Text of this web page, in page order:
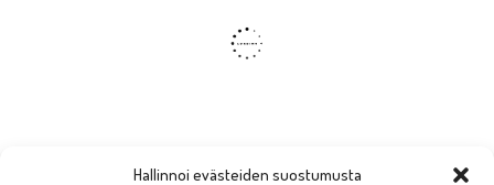
Hallinnoi evästeiden suostumusta